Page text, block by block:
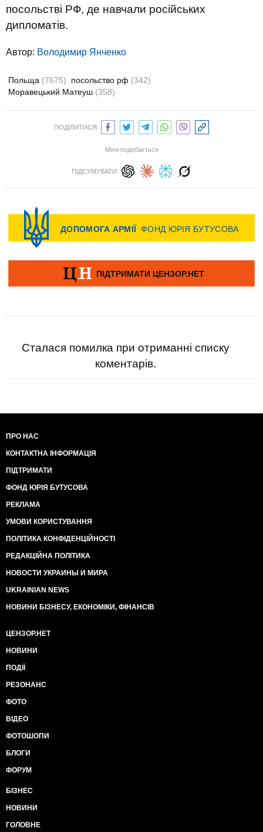
посольстві РФ, де навчали російських
дипломатів.
Автор: Володимир Янченко
Польща (7675) посольство рф (342)
Моравецький Матеуш (358)
ПОДІЛИТИСЯ:
Мені подобається
ПІДСУМУВАТИ:
Сталася помилка при отриманні списку
коментарів.
ПРО НАС
КОНТАКТНА ІНФОРМАЦІЯ
ПІДТРИМАТИ
ФОНД ЮРІЯ БУТУСОВА
РЕКЛАМА
УМОВИ КОРИСТУВАННЯ
ПОЛІТИКА КОНФІДЕНЦІЙНОСТІ
РЕДАКЦІЙНА ПОЛІТИКА
НОВОСТИ УКРАИНЫ И МИРА
UKRAINIAN NEWS
НОВИНИ БІЗНЕСУ, ЕКОНОМІКИ, ФІНАНСІВ
ЦЕНЗОР.НЕТ
НОВИНИ
ПОДІЇ
РЕЗОНАНС
ФОТО
ВІДЕО
ФОТОШОПИ
БЛОГИ
ФОРУМ
БІЗНЕС
НОВИНИ
ГОЛОВНЕ